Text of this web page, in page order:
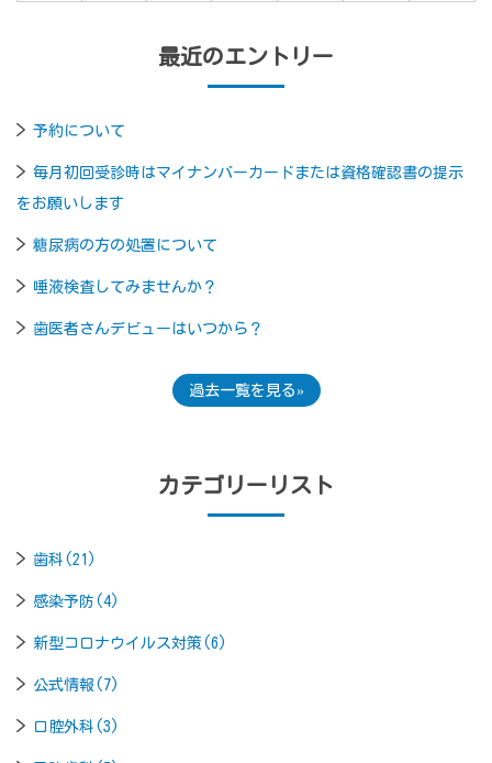
最近のエントリー
予約について
毎月初回受診時はマイナンバーカードまたは資格確認書の提示
をお願いします
糖尿病の方の処置について
唾液検査してみませんか？
歯医者さんデビューはいつから？
過去一覧を見る
カテゴリーリスト
歯科(21)
感染予防(4)
新型コロナウイルス対策(6)
公式情報(7)
口腔外科(3)